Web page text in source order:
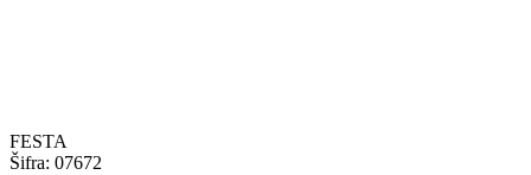
FESTA
Šifra: 07672